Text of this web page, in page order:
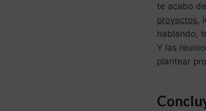
te acabo
proyectos,
hablando,
Y las
plantear